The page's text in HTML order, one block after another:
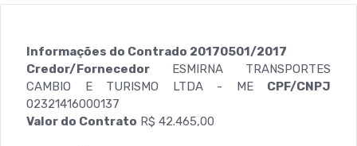
Informações do Contrado 20170501/2017
Credor/Fornecedor ESMIRNA TRANSPORTES
CAMBIO E TURISMO LTDA - ME CPF/CNPJ
02321416000137
Valor do Contrato R$ 42.465,00